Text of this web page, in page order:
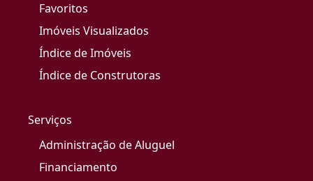
Favoritos
Imóveis Visualizados
Índice de Imóveis
Índice de Construtoras
Serviços
Administração de Aluguel
Financiamento